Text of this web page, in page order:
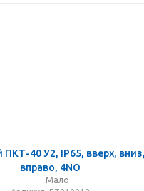
40 У2, IP65, вверх,
вправо, 4NO
Мало